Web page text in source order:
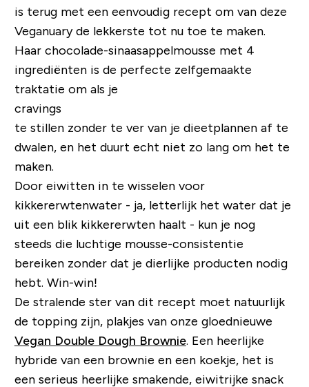
is terug met een eenvoudig recept om van deze
Veganuary de lekkerste tot nu toe te maken.
Haar chocolade-sinaasappelmousse met 4
ingrediënten is de perfecte zelfgemaakte
traktatie om als je
cravings
te stillen zonder te ver van je dieetplannen af ​​te
dwalen, en het duurt echt niet zo lang om het te
maken.
Door eiwitten in te wisselen voor
kikkererwtenwater - ja, letterlijk het water dat je
uit een blik kikkererwten haalt - kun je nog
steeds die luchtige mousse-consistentie
bereiken zonder dat je dierlijke producten nodig
hebt. Win-win!
De stralende ster van dit recept moet natuurlijk
de topping zijn, plakjes van onze gloednieuwe
Vegan Double Dough Brownie. Een heerlijke
hybride van een brownie en een koekje, het is
een serieus heerlijke smakende, eiwitrijke snack